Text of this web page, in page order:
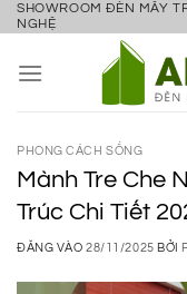
Bỏ
nội
SHOWROOM ĐÈN MÂY
NGHỆ
PHONG CÁCH SỐNG
Mành Tre Che
Trúc Chi Tiết
ĐĂNG VÀO28/11/2025 BỞI